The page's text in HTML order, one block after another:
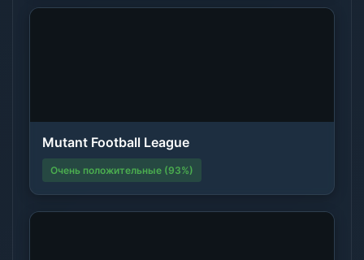
Mutant Football League
Очень положительные (93%)